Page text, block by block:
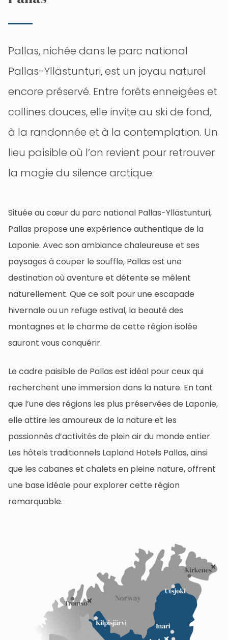
Pallas, nichée dans le parc national
Pallas-Yllästunturi, est un joyau naturel
encore préservé. Entre forêts enneigées et
collines douces, elle invite au ski de fond,
à la randonnée et à la contemplation. Un
lieu paisible où l’on revient pour retrouver
la magie du silence arctique.
Située au cœur du parc national Pallas-Yllästunturi,
Pallas propose une expérience authentique de la
Laponie. Avec son ambiance chaleureuse et ses
paysages à couper le souffle, Pallas est une
destination où aventure et détente se mêlent
naturellement. Que ce soit pour une escapade
hivernale ou un refuge estival, la beauté des
montagnes et le charme de cette région isolée
sauront vous conquérir.
Le cadre paisible de Pallas est idéal pour ceux qui
recherchent une immersion dans la nature. En tant
que l’une des régions les plus préservées de Laponie,
elle attire les amoureux de la nature et les
passionnés d’activités de plein air du monde entier.
Les hôtels traditionnels Lapland Hotels Pallas, ainsi
que les cabanes et chalets en pleine nature, offrent
une base idéale pour explorer cette région
remarquable.